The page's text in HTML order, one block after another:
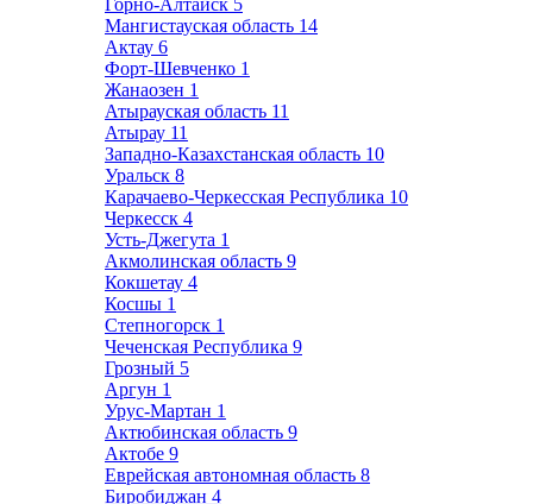
Горно-Алтайск 5
Мангистауская область 14
Актау 6
Форт-Шевченко 1
Жанаозен 1
Атырауская область 11
Атырау 11
Западно-Казахстанская область 10
Уральск 8
Карачаево-Черкесская Республика 10
Черкесск 4
Усть-Джегута 1
Акмолинская область 9
Кокшетау 4
Косшы 1
Степногорск 1
Чеченская Республика 9
Грозный 5
Аргун 1
Урус-Мартан 1
Актюбинская область 9
Актобе 9
Еврейская автономная область 8
Биробиджан 4